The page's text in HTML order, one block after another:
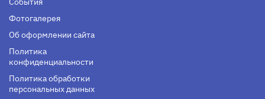
Фотогалерея
Об оформлении сайта
Политика
конфиденциальности
Политика обработки
персональных данных